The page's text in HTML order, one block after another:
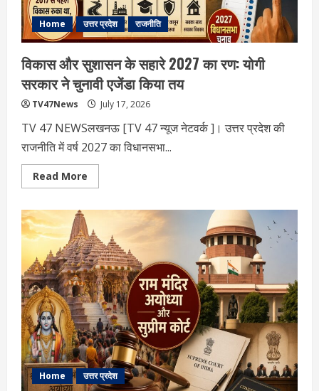
Home उत्तर प्रदेश राजनीति
विकास और सुशासन के सहारे 2027 का रण: योगी
सरकार ने चुनावी एजेंडा किया तय
TV47News July 17, 2026
TV 47 NEWSलखनऊ [TV 47 न्‍यूज नेटवर्क ]। उत्तर प्रदेश की
राजनीति में वर्ष 2027 का विधानसभा...
Read More
more
सुशासन
के
सहारे
2027
का
रण:
योगी
सरकार
ने
चुनावी
एजेंडा
किया
तय
Home उत्तर प्रदेश